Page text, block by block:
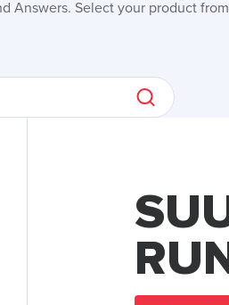
Answers. Select your product